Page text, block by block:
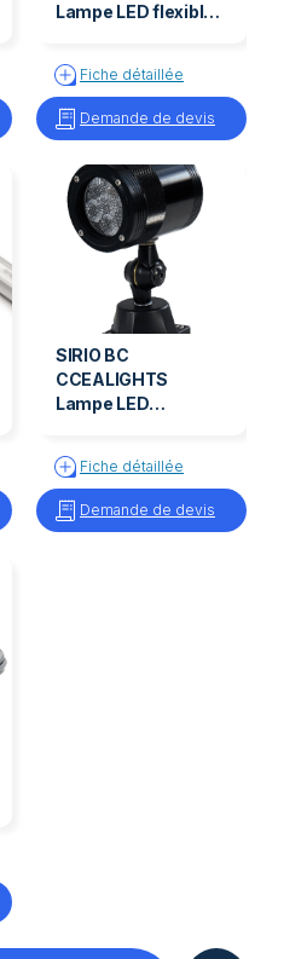
Lampe LED flexible
Fiche détaillée
Demande de devis
SIRIO BC
CCEALIGHTS
Lampe LED
Fiche détaillée
Demande de devis